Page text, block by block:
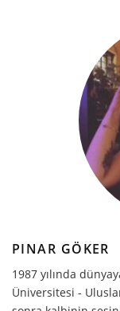
PINAR GÖKER
1987 yılında
Üniversitesi -